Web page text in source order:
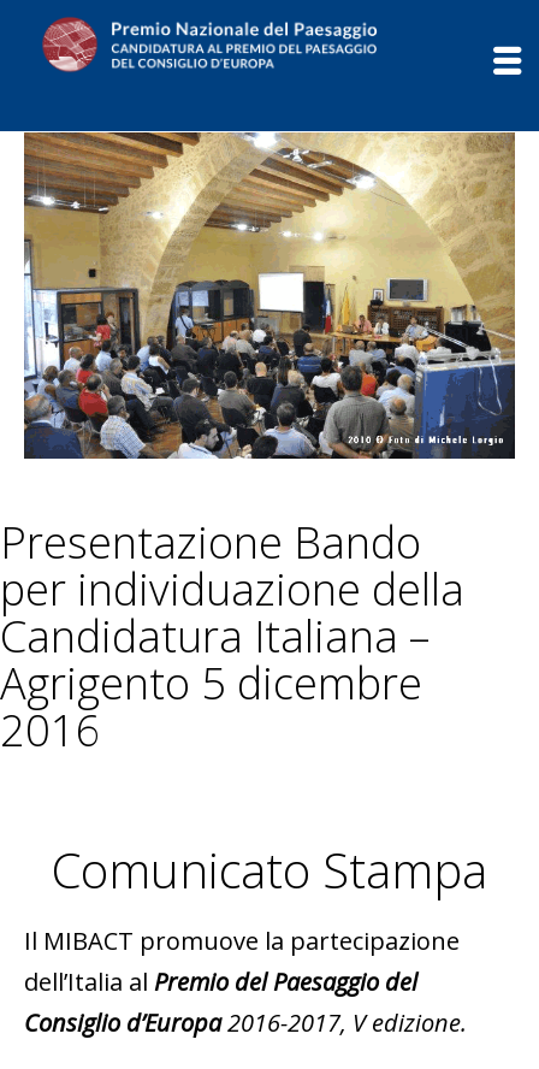
Salta
Presentazione Bando
per individuazione della
Candidatura Italiana –
Agrigento 5 dicembre
2016
Comunicato Stampa
Il MIBACT promuove la partecipazione
dell’Italia al Premio del Paesaggio del
Consiglio d’Europa2016-2017, V edizione.